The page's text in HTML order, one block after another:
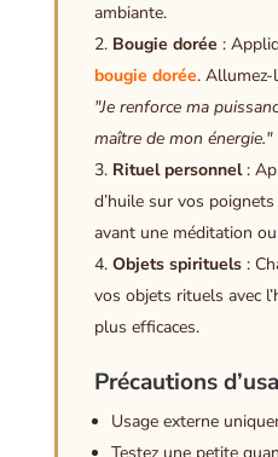
ambiante.
Bougie dorée :
bougie dorée. Allumez-
"Je renforce ma
maître de mon énergie."
Rituel personnel:
d’huile sur vos
avant une méditation
Objets spirituels:
vos objets rituels avec
plus efficaces.
Précautions
Usage externe